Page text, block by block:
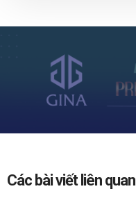
Các bài viết liên quan